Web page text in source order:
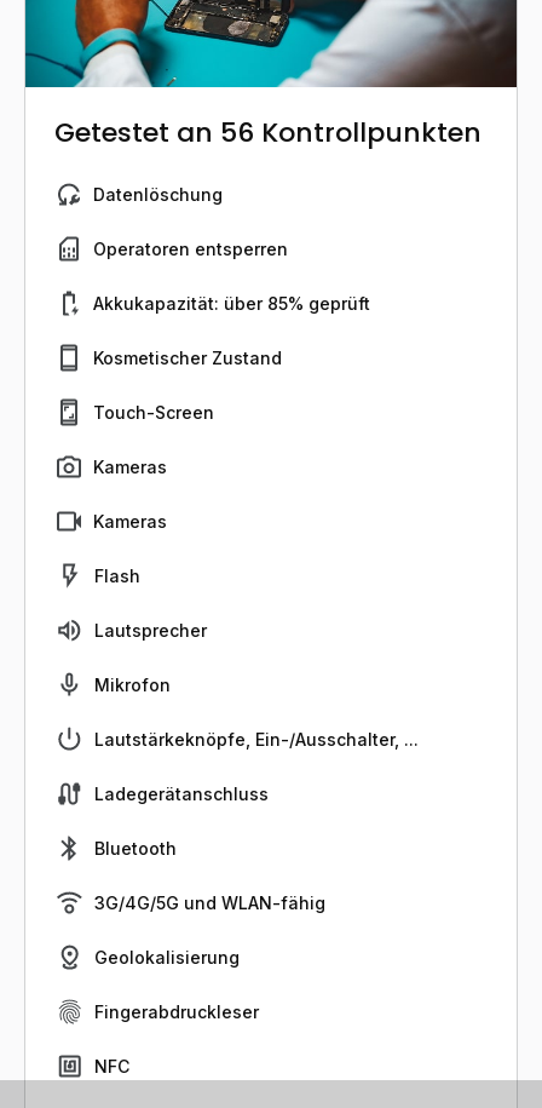
Getestet an 56 Kontrollpunkten
Datenlöschung
Operatoren entsperren
Akkukapazität: über 85% geprüft
Kosmetischer Zustand
Touch-Screen
Kameras
Kameras
Flash
Lautsprecher
Mikrofon
Lautstärkeknöpfe, Ein-/Ausschalter, ...
Ladegerätanschluss
Bluetooth
3G/4G/5G und WLAN-fähig
Geolokalisierung
Fingerabdruckleser
NFC